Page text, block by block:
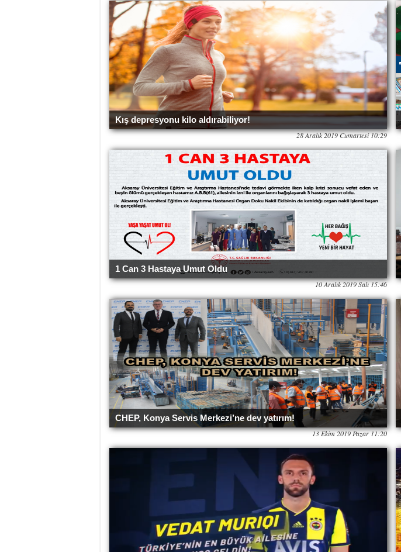
Kış depresyonu kilo aldırabiliyor!
28 Aralık 2019 Cumartesi 10:29
1 Can 3 Hastaya Umut Oldu
10 Aralık 2019 Salı 15:46
CHEP, Konya Servis Merkezi’ne dev yatırım!
13 Ekim 2019 Pazar 11:20